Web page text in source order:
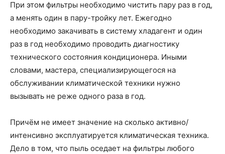
При этом фильтры необходимо чистить пару раз в год,
а менять один в пару-тройку лет. Ежегодно
необходимо закачивать в систему хладагент и один
раз в год необходимо проводить диагностику
технического состояния кондиционера. Иными
словами, мастера, специализирующегося на
обслуживании климатической техники нужно
вызывать не реже одного раза в год.
Причём не имеет значение на сколько активно/
интенсивно эксплуатируется климатическая техника.
Дело в том, что пыль оседает на фильтры любого